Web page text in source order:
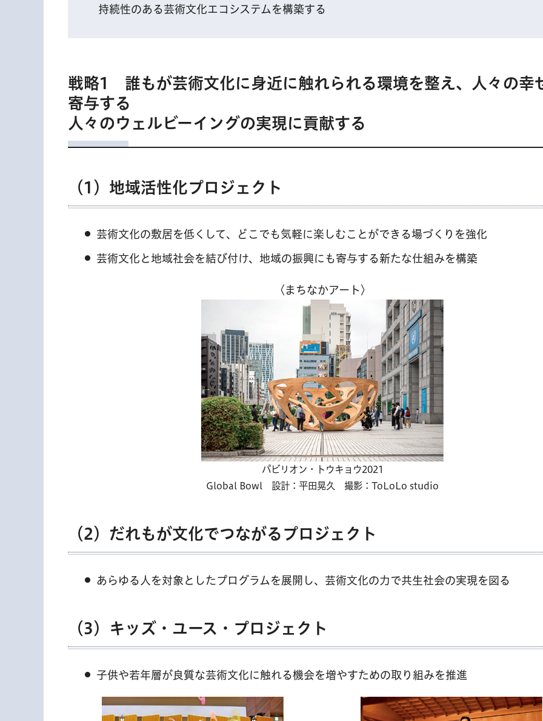
持続性のある芸術文化エコシステムを構築する
戦略1 誰もが芸術文化に身近に触れられる環境を整え、人々の幸
寄与する
人々のウェルビーイングの実現に貢献する
（1）地域活性化プロジェクト
芸術文化の敷居を低くして、どこでも気軽に楽しむことができる場づくりを強化
芸術文化と地域社会を結び付け、地域の振興にも寄与する新たな仕組みを構築
〈まちなかアート〉
パビリオン・トウキョウ2021
Global Bowl 設計：平田晃久 撮影：ToLoLo studio
（2）だれもが文化でつながるプロジェクト
あらゆる人を対象としたプログラムを展開し、芸術文化の力で共生社会の実現を図る
（3）キッズ・ユース・プロジェクト
子供や若年層が良質な芸術文化に触れる機会を増やすための取り組みを推進